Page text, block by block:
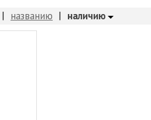
| названию | наличию